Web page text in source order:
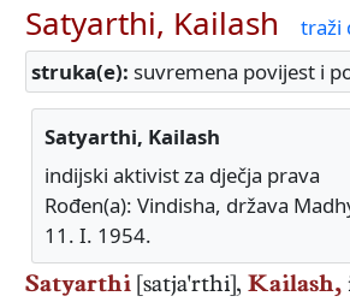
Satyarthi, Kailash
traži
struka(e): suvremena povijest i
Satyarthi, Kailash
indijski aktivist za dječja prava
Rođen(a): Vindisha, država
11. I. 1954.
Satyarthi [satja'rthi], Kailash,